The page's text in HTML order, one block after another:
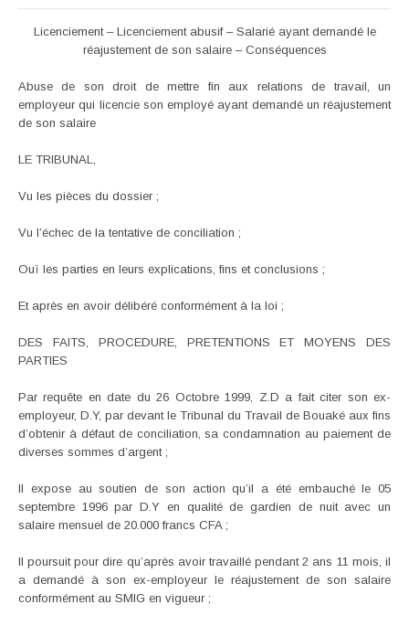
Licenciement – Licenciement abusif – Salarié ayant demandé le
réajustement de son salaire – Conséquences
Abuse de son droit de mettre fin aux relations de travail, un
employeur qui licencie son employé ayant demandé un réajustement
de son salaire
LE TRIBUNAL,
Vu les pièces du dossier ;
Vu l’échec de la tentative de conciliation ;
Ouï les parties en leurs explications, fins et conclusions ;
Et après en avoir délibéré conformément à la loi ;
DES FAITS, PROCEDURE, PRETENTIONS ET MOYENS DES
PARTIES
Par requête en date du 26 Octobre 1999, Z.D a fait citer son ex-
employeur, D.Y, par devant le Tribunal du Travail de Bouaké aux fins
d’obtenir à défaut de conciliation, sa condamnation au paiement de
diverses sommes d’argent ;
Il expose au soutien de son action qu’il a été embauché le 05
septembre 1996 par D.Y en qualité de gardien de nuit avec un
salaire mensuel de 20.000 francs CFA ;
Il poursuit pour dire qu’après avoir travaillé pendant 2 ans 11 mois, il
a demandé à son ex-employeur le réajustement de son salaire
conformément au SMIG en vigueur ;